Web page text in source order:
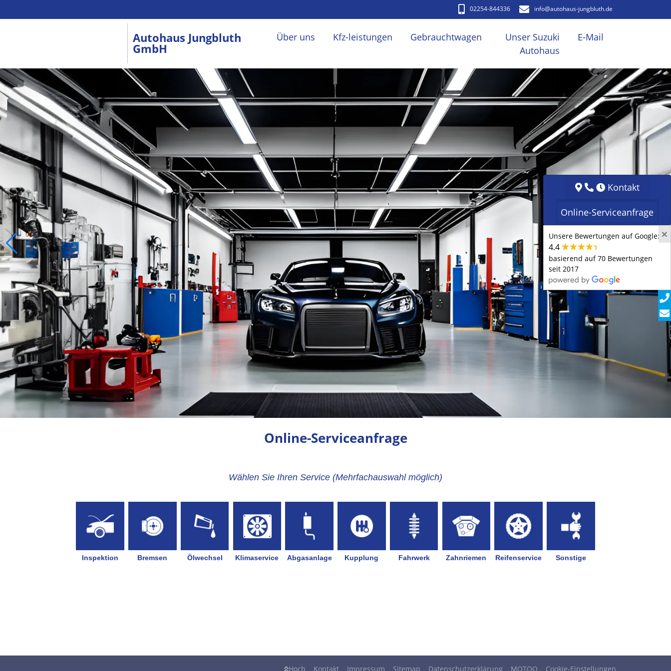
02254-844336 info​@autohaus-jungbluth.de
Autohaus Jungbluth
GmbH
Über uns Kfz-leistungen Gebrauchtwagen
Unser Suzuki
Autohaus
E-Mail
Online-Serviceanfrage
Hoch Kontakt Impressum Sitemap Datenschutzerklärung MOTOO Cookie-Einstellungen
Kontakt
Online-Serviceanfrage
×
Unsere Bewertungen auf Google:
4.4
basierend auf 70 Bewertungen
seit 2017